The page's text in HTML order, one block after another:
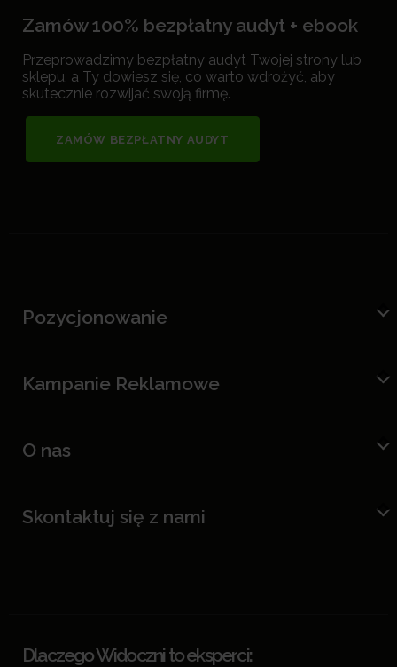
Zamów 100% bezpłatny audyt + ebook
Przeprowadzimy bezpłatny audyt Twojej strony lub
sklepu, a Ty dowiesz się, co warto wdrożyć, aby
skutecznie rozwijać swoją firmę.
ZAMÓW BEZPŁATNY AUDYT
Pozycjonowanie
Kampanie Reklamowe
O nas
Skontaktuj się z nami
Dlaczego Widoczni to eksperci: